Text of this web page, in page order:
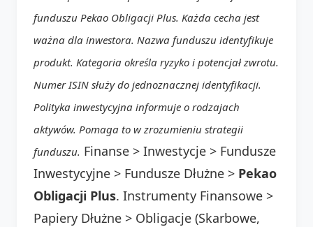
funduszu Pekao Obligacji Plus. Każda cecha jest
ważna dla inwestora. Nazwa funduszu identyfikuje
produkt. Kategoria określa ryzyko i potencjał zwrotu.
Numer ISIN służy do jednoznacznej identyfikacji.
Polityka inwestycyjna informuje o rodzajach
aktywów. Pomaga to w zrozumieniu strategii
funduszu. Finanse > Inwestycje > Fundusze
Inwestycyjne > Fundusze Dłużne > Pekao
Obligacji Plus. Instrumenty Finansowe >
Papiery Dłużne > Obligacje (Skarbowe,